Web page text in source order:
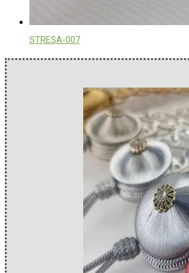
STRESA-007